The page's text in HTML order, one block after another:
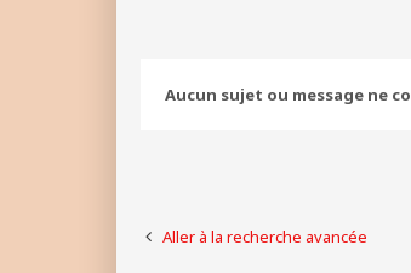
Aucun sujet ou message ne
Aller à la recherche avancée